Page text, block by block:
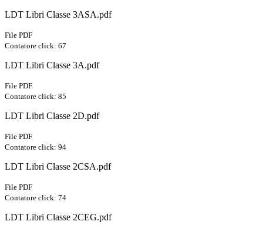
LDT Libri Classe 3ASA.pdf
File PDF
Contatore click: 67
LDT Libri Classe 3A.pdf
File PDF
Contatore click: 85
LDT Libri Classe 2D.pdf
File PDF
Contatore click: 94
LDT Libri Classe 2CSA.pdf
File PDF
Contatore click: 74
LDT Libri Classe 2CEG.pdf